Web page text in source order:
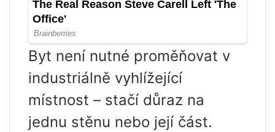
Byt není nutné proměňovat v
industriálně vyhlížející
místnost – stačí důraz na
jednu stěnu nebo její část.